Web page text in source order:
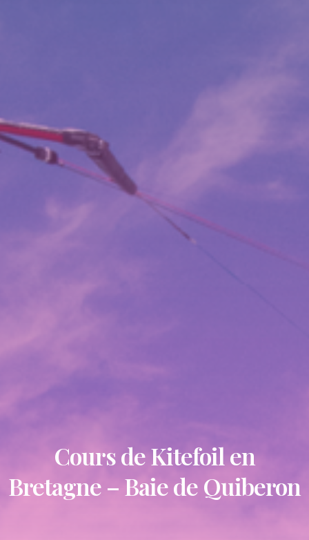
Cours de Kitefoil en
Bretagne – Baie de Quiberon